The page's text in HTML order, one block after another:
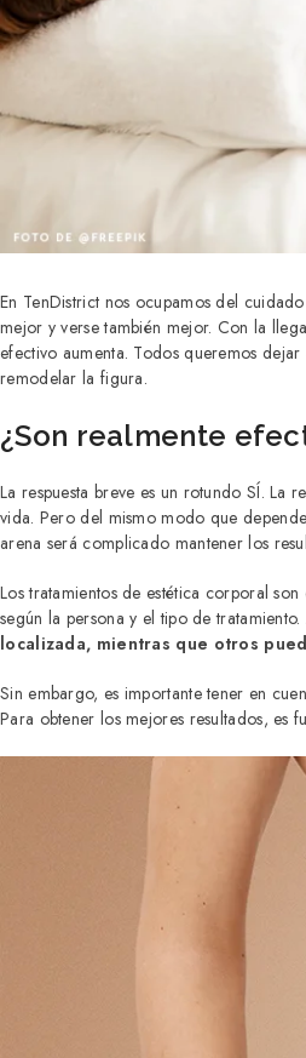
En TenDistrict nos ocupamos del
mejor y verse también mejor. Con la
efectivo aumenta. Todos queremos
remodelar la figura.
¿Son realmente
La respuesta breve es un rotundo SÍ. La
vida. Pero del mismo modo que
arena será complicado mantener los
Los tratamientos de estética corporal
según la persona y el tipo de
localizada, mientras que otros
Sin embargo, es importante tener en
Para obtener los mejores resultados, es